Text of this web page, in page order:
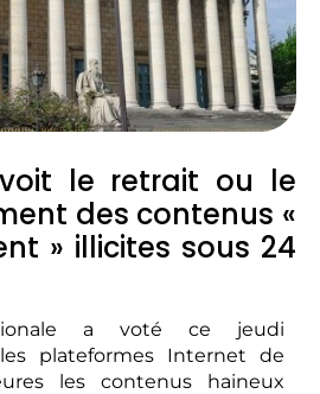
le retrait ou le
des contenus «
» illicites sous 24
a voté ce jeudi
plateformes Internet de
les contenus haineux